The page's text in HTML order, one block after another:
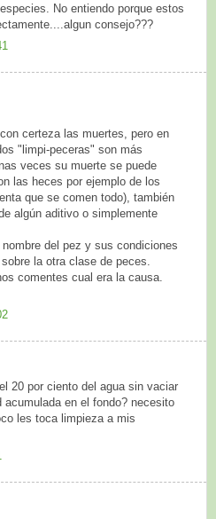
No entiendo porque estos
consejo???
certeza las muertes, pero en
"limpi-peceras" son más
veces su muerte se puede
las heces por ejemplo de los
que se comen todo), también
algún aditivo o simplemente
del pez y sus condiciones
la otra clase de peces.
comentes cual era la causa.
20 por ciento del agua sin vaciar
en el fondo? necesito
les toca limpieza a mis